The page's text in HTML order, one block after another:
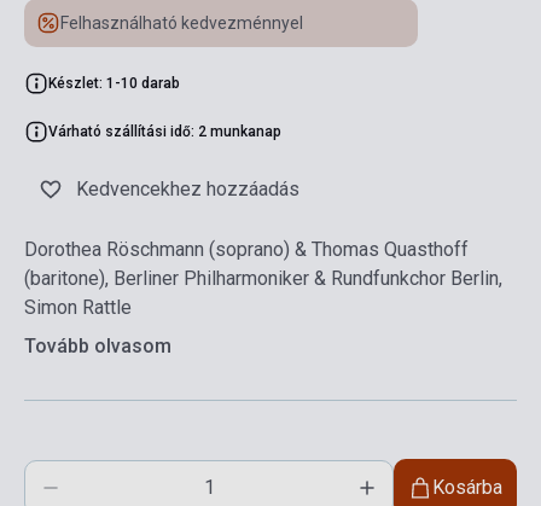
Felhasználható kedvezménnyel
Készlet: 1-10 darab
Várható szállítási idő: 2 munkanap
Kedvencekhez hozzáadás
Dorothea Röschmann (soprano) & Thomas Quasthoff
(baritone), Berliner Philharmoniker & Rundfunkchor Berlin,
Simon Rattle
Tovább olvasom
Kosárba